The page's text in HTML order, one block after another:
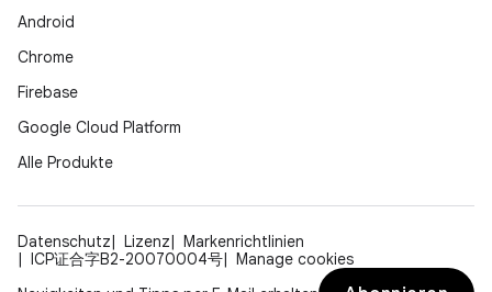
Android
Chrome
Firebase
Google Cloud Platform
Alle Produkte
Datenschutz Lizenz
Markenrichtlinien
ICP证合字B2-20070004号
Manage cookies